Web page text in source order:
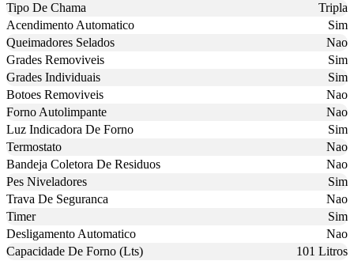
Tipo De Chama
Tripla
Acendimento Automatico
Sim
Queimadores Selados
Nao
Grades Removiveis
Sim
Grades Individuais
Sim
Botoes Removiveis
Nao
Forno Autolimpante
Nao
Luz Indicadora De Forno
Sim
Termostato
Nao
Bandeja Coletora De Residuos
Nao
Pes Niveladores
Sim
Trava De Seguranca
Nao
Timer
Sim
Desligamento Automatico
Nao
Capacidade De Forno (Lts)
101 Litros